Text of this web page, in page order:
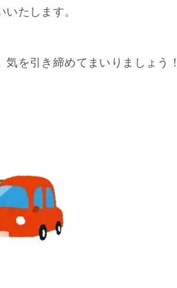
たします。
を引き締めてまいりましょう！